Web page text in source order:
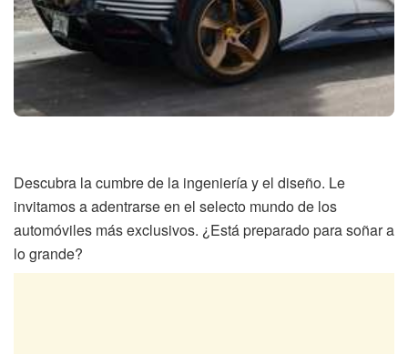
Descubra la cumbre de la ingeniería y el diseño. Le
invitamos a adentrarse en el selecto mundo de los
automóviles más exclusivos. ¿Está preparado para soñar a
lo grande?